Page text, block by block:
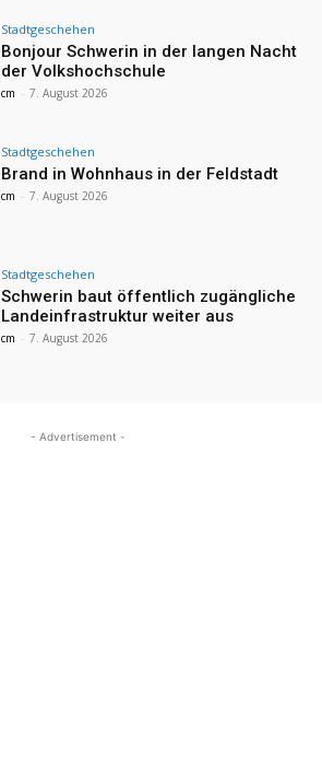
Stadtgeschehen
Bonjour Schwerin in der langen Nacht
der Volkshochschule
cm - 7. August 2026
Stadtgeschehen
Brand in Wohnhaus in der Feldstadt
cm - 7. August 2026
Stadtgeschehen
Schwerin baut öffentlich zugängliche
Landeinfrastruktur weiter aus
cm - 7. August 2026
- Advertisement -